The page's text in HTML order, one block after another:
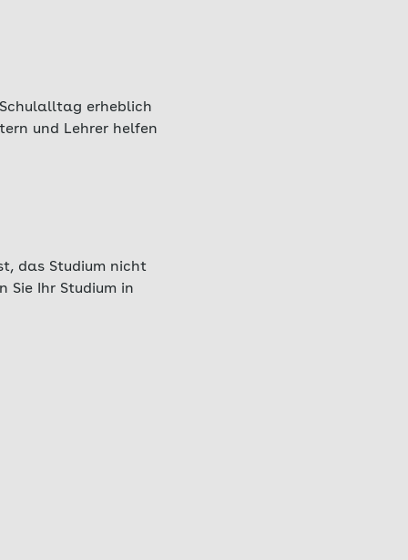
erheblich
und Lehrer helfen
das Studium nicht
Sie Ihr Studium in